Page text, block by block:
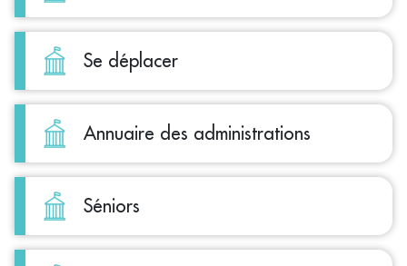
Se déplacer
Annuaire des administrations
Séniors